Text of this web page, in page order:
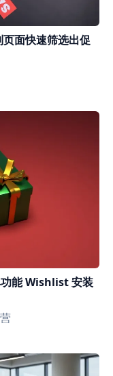
面快速筛选出促
能 Wishlist 安装